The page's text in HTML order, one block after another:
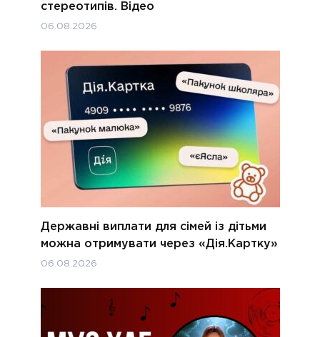
стереотипів. Відео
06.08.2026
Державні виплати для сімей із дітьми
можна отримувати через «Дія.Картку»
06.08.2026